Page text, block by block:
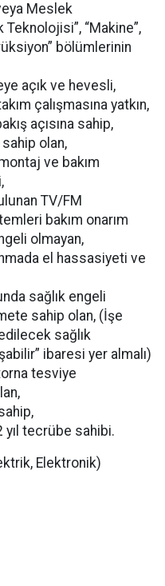
Meslek
Teknolojisi”, “Makine”,
bölümlerinin
açık ve hevesli,
çalışmasına yatkın,
açısına sahip,
olan,
ve bakım
TV/FM
bakım onarım
olmayan,
el hassasiyeti ve
sağlık engeli
sahip olan, (İşe
sağlık
ibaresi yer almalı)
tesviye
yıl tecrübe sahibi.
Elektronik)